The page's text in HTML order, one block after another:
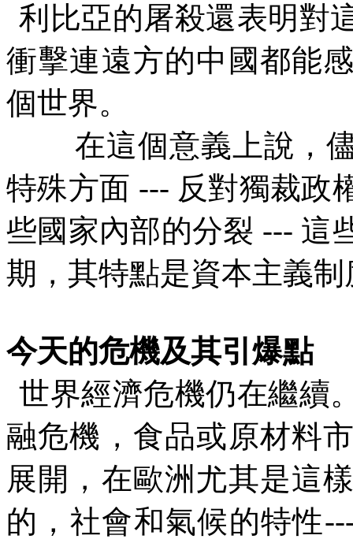
利比亞的屠殺還表明對
衝擊連遠方的中國都能
個世界。
在這個意義上說，
特殊方面 --- 反對獨裁政
些國家內部的分裂 --- 這
期，其特點是資本主義
今天的危機及其引爆點
世界經濟危機仍在繼續
融危機，食品或原材料
展開，在歐洲尤其是這
的，社會和氣候的特性